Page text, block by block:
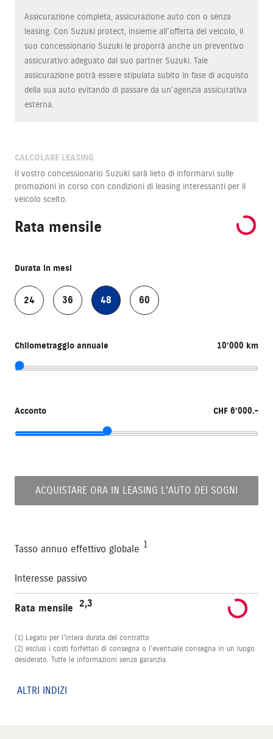
Assicurazione completa, assicurazione auto con o senza
leasing. Con Suzuki protect, insieme all’offerta del veicolo, il
suo concessionario Suzuki le proporrà anche un preventivo
assicurativo adeguato dal suo partner Suzuki. Tale
assicurazione potrà essere stipulata subito in fase di acquisto
della sua auto evitando di passare da un’agenzia assicurativa
esterna.
CALCOLARE LEASING
Il vostro concessionario Suzuki sarà lieto di informarvi sulle
promozioni in corso con condizioni di leasing interessanti per il
veicolo scelto.
Rata mensile
Durata in mesi
24 36 48 60
Chilometraggio annuale 10'000 km
Acconto CHF 6'000.–
ACQUISTARE ORA IN LEASING L'AUTO DEI SOGNI
Tasso annuo effettivo globale 1
Interesse passivo
Rata mensile 2,3
(1) Legato per l’intera durata del contratto
(2) esclusi i costi forfettari di consegna o l’eventuale consegna in un luogo
desiderato. Tutte le informazioni senza garanzia.
ALTRI INDIZI